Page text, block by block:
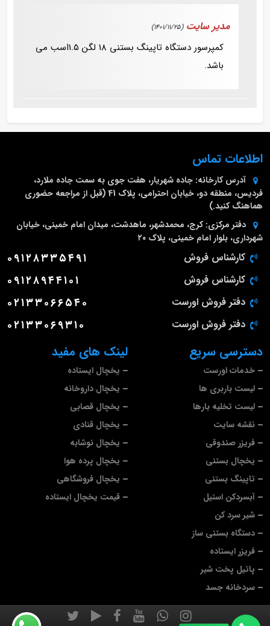
مدیر سایت (1401/11/25)
کمپرسور دستگاه تاپینگ بستنی 18 لگن 1.5اسب می
باشد.
لینک های مفید
یخچال ایستاده
یخچال داروخانه
یخچال قصابی
یخچال قنادی
یخچال نوشابه
یخچال پرده هوا
یخچال فروشگاهی
قیمت یخچال ایستاده
دسترسی سریع
خدمات اورست
لیست باربری ها
لیست تخلیه بارها
نقشه سایت
فریزر صندوقی
یخچال بستنی
تاپینگ بستنی
آبسردکن استیل
شیر سرد کن
دستگاه بستنی ساز
فریزر ایستاده
پاتیل پخت شیر
سردخانه جسد
اطلاعات تماس
آدرس کارخانه: جاده شهریار، هفت جوی به سمت جاده ملارد،
فردیس، منطقه دو، خیابان احترامی، پلاک 41 (قبل از مراجعه حضوری
هماهنگ کنید.)
دفتر مرکزی: کرج، محمدشهر، ماهدشت، میدان امام خمینی، خیابان
شهرداری، بلوار امام خمینی، پلاک ۲۰
کارشناس فروش ۰۹۱۲۸۳۳۵۴۹۱
کارشناس فروش ۰۹۱۲۸۹۴۴۱۰۱
دفتر فروش اورست ۰۲۱۳۳۰۶۶۵۴۰
دفتر فروش اورست ۰۲۱۳۳۰۶۹۳۱۰